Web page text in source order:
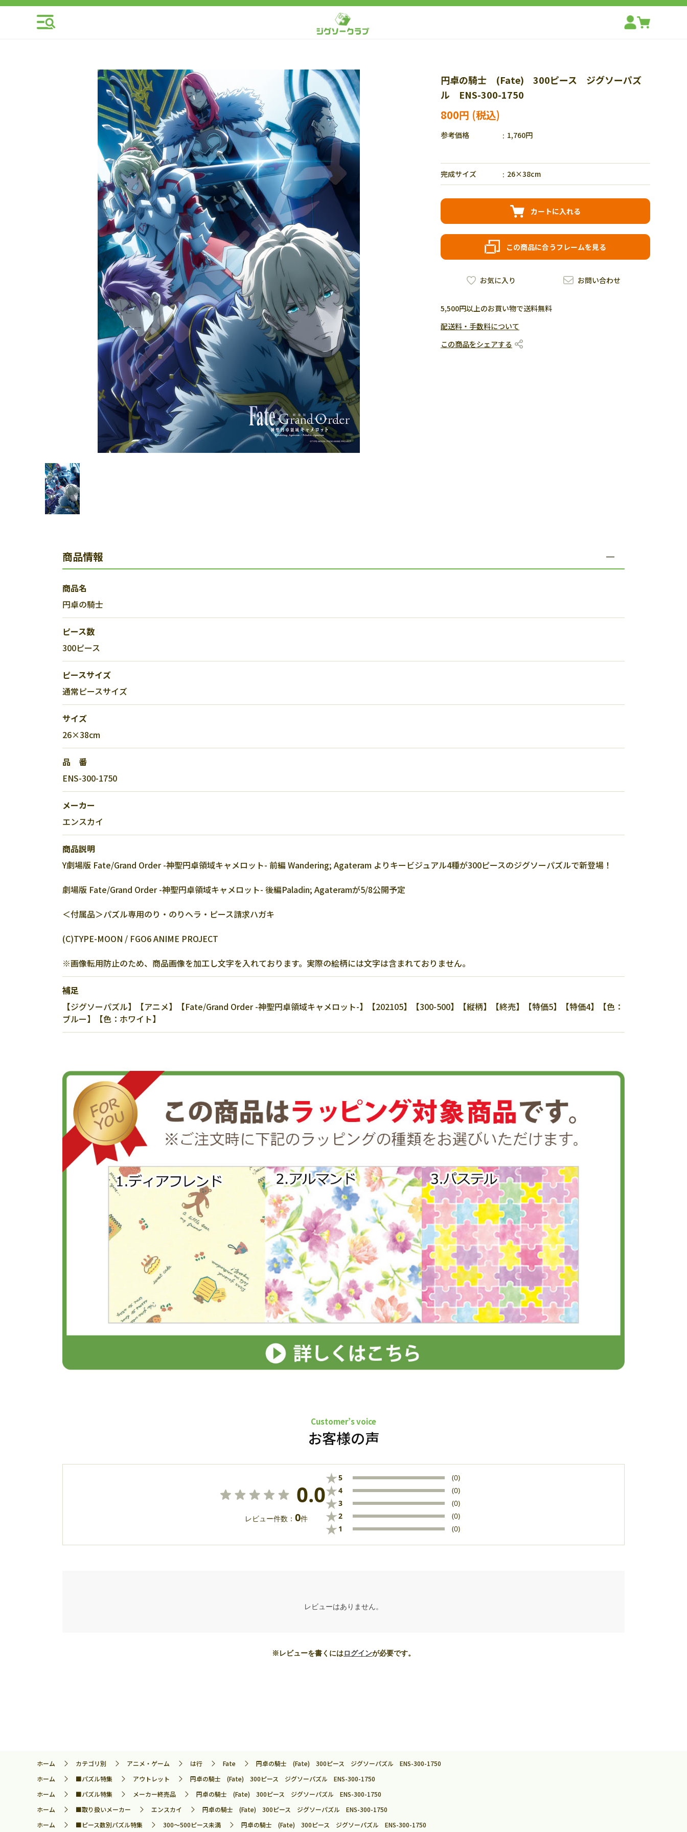
円卓の騎士 (Fate) 300ピース ジグソーパズ
ル ENS-300-1750
800円
参考価格 1,760円
完成サイズ 26×38cm
カートに入れる
この商品に合うフレームを見る
お問い合わせ
お気に入り
5,500円以上のお買い物で送料無料
配送料・手数料について
この商品をシェアする
商品情報
商品名
円卓の騎士
ピース数
300ピース
ピースサイズ
通常ピースサイズ
サイズ
26×38cm
品 番
ENS-300-1750
メーカー
エンスカイ
商品説明
Y劇場版 Fate/Grand Order -神聖円卓領域キャメロット- 前編 Wandering; Agateram よりキービジュアル4種が300ピースのジグソーパズルで新登場！
劇場版 Fate/Grand Order -神聖円卓領域キャメロット- 後編Paladin; Agateramが5/8公開予定
＜付属品＞パズル専用のり・のりヘラ・ピース請求ハガキ
(C)TYPE-MOON / FGO6 ANIME PROJECT
※画像転用防止のため、商品画像を加工し文字を入れております。実際の絵柄には文字は含まれておりません。
補足
【ジグソーパズル】【アニメ】【Fate/Grand Order -神聖円卓領域キャメロット-】【202105】【300-500】【縦柄】【終売】【特価5】【特価4】【色：
ブルー】【色：ホワイト】
Customer’s voice
お客様の声
0.0
レビュー件数： 0件
★5 (0)
★4 (0)
★3 (0)
★2 (0)
★ 1 (0)
レビューはありません。
※レビューを書くにはログインが必要です。
ホーム カテゴリ別 アニメ・ゲーム は行 Fate
円卓の騎士 (Fate) 300ピース ジグソーパズル ENS-300-1750
ホーム
■パズル特集 アウトレット
円卓の騎士 (Fate) 300ピース ジグソーパズル ENS-300-1750
ホーム
■パズル特集 メーカー終売品
円卓の騎士 (Fate) 300ピース ジグソーパズル ENS-300-1750
ホーム
■取り扱いメーカー エンスカイ
円卓の騎士 (Fate) 300ピース ジグソーパズル ENS-300-1750
ホーム
■ピース数別パズル特集 300～500ピース未満 円卓の騎士 (Fate) 300ピース ジグソーパズル ENS-300-1750